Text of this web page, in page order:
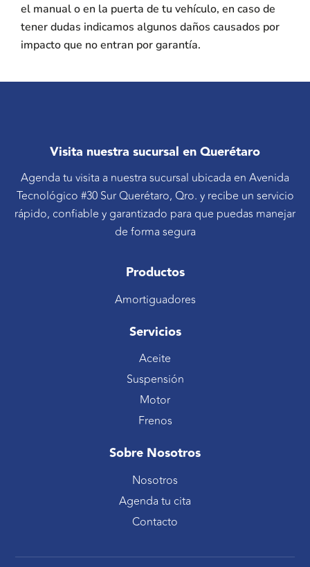
el manual o en la puerta de tu vehículo, en caso de
tener dudas indicamos algunos daños causados por
impacto que no entran por garantía.
Visita nuestra sucursal en Querétaro
Agenda tu visita a nuestra sucursal ubicada en Avenida
Tecnológico #30 Sur Querétaro, Qro. y recibe un servicio
rápido, confiable y garantizado para que puedas manejar
de forma segura
Productos
Amortiguadores
Servicios
Aceite
Suspensión
Motor
Frenos
Sobre Nosotros
Nosotros
Agenda tu cita
Contacto